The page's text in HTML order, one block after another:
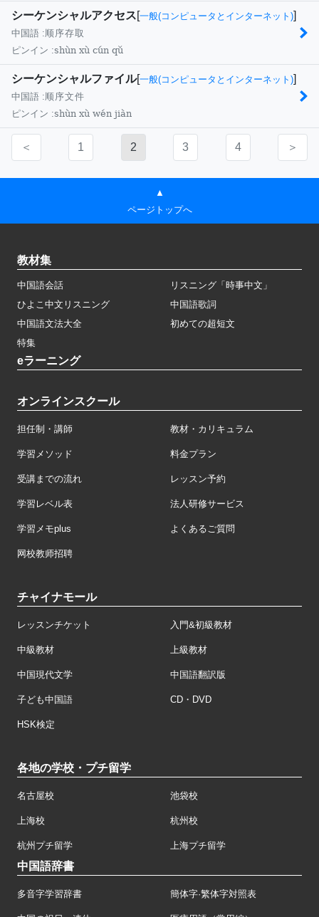
シーケンシャルアクセス[一般(コンピュータとインターネット)]
中国語 : 顺序存取
ピンイン :shùn xù cún qǔ
シーケンシャルファイル[一般(コンピュータとインターネット)]
中国語 : 顺序文件
ピンイン :shùn xù wén jiàn
＜ 1 2 3 4 ＞
▲
ページトップへ
教材集
中国語会話
リスニング「時事中文」
ひよこ中文リスニング
中国語歌詞
中国語文法大全
初めての超短文
特集
eラーニング
オンラインスクール
担任制・講師 教材・カリキュラム
学習メソッド 料金プラン
受講までの流れ レッスン予約
学習レベル表 法人研修サービス
学習メモplus よくあるご質問
网校教师招聘
チャイナモール
レッスンチケット 入門&初級教材
中級教材 上級教材
中国現代文学 中国語翻訳版
子ども中国語 CD・DVD
HSK検定
各地の学校・プチ留学
名古屋校 池袋校
上海校 杭州校
杭州プチ留学 上海プチ留学
中国語辞書
多音字学習辞書 簡体字·繁体字対照表